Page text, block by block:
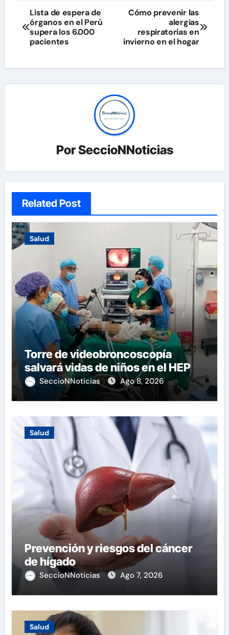
Navegación
de
entradas
Lista de espera de
órganos en el Perú
supera los 6.000
pacientes
Cómo prevenir las
alergias
respiratorias en
invierno en el hogar
PorSeccioNNoticias
Related Post
Salud
Torre de videobroncoscopía
salvará vidas de niños en el HEP
SeccioNNoticias Ago 8, 2026
Salud
Prevención y riesgos del cáncer
de hígado
SeccioNNoticias Ago 7, 2026
Salud